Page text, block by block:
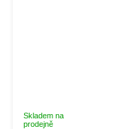
Skladem na
prodejně